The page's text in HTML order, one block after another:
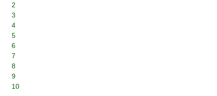
2
3
4
5
6
7
8
9
10